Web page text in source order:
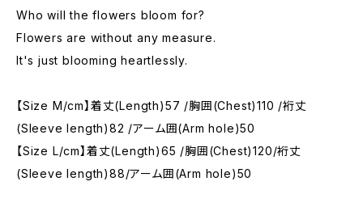
Who will the flowers bloom for?
Flowers are without any measure.
It's just blooming heartlessly.
【Size M/cm】着丈(Length)57 /胸囲(Chest)110 /裄丈
(Sleeve length)82 /アーム囲(Arm hole)50
【Size L/cm】着丈(Length)65 /胸囲(Chest)120/裄丈
(Sleeve length)88/アーム囲(Arm hole)50